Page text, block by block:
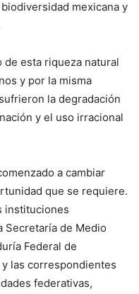
mexicana y
esta riqueza natural
y por la misma
la degradación
y el uso irracional
a cambiar
que se requiere.
instituciones
Secretaría de Medio
Federal de
las correspondientes
federativas,